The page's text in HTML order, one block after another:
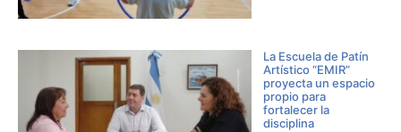
La Escuela de Patín
Artístico “EMIR”
proyecta un espacio
propio para
fortalecer la
disciplina